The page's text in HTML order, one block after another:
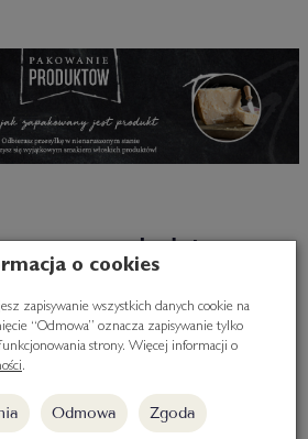
produkty
o cookies
zapisywanie wszystkich danych cookie na
“Odmowa” oznacza zapisywanie tylko
strony. Więcej informacji o
.
Odmowa Zgoda